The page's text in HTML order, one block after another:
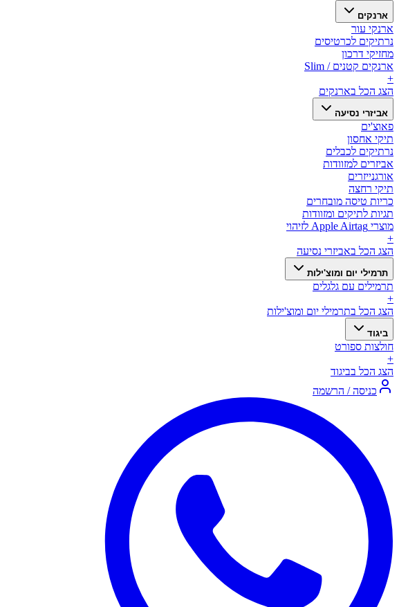
ארנקים
ארנקי עור
נרתיקים לכרטיסים
מחזיקי דרכון
ארנקים קטנים / Slim
+
הצג הכל בארנקים
אביזרי נסיעה
פאוצ'ים
תיקי אחסון
נרתיקים לכבלים
אביזרים למזוודות
אורגנייזרים
תיקי רחצה
כריות טיסה מובחרים
תגיות לתיקים ומזוודות
מוצרי Apple Airtag לזיהוי
+
הצג הכל באביזרי נסיעה
תרמילי יום ומוצ'ילות
תרמילים עם גלגלים
+
הצג הכל בתרמילי יום ומוצ'ילות
ביגוד
חולצות ספורט
+
הצג הכל בביגוד
כניסה / הרשמה